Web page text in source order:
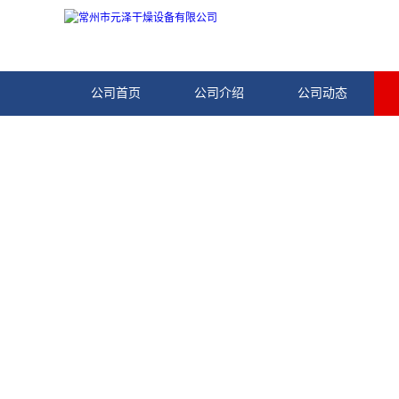
公司首页 公司介绍 公司动态